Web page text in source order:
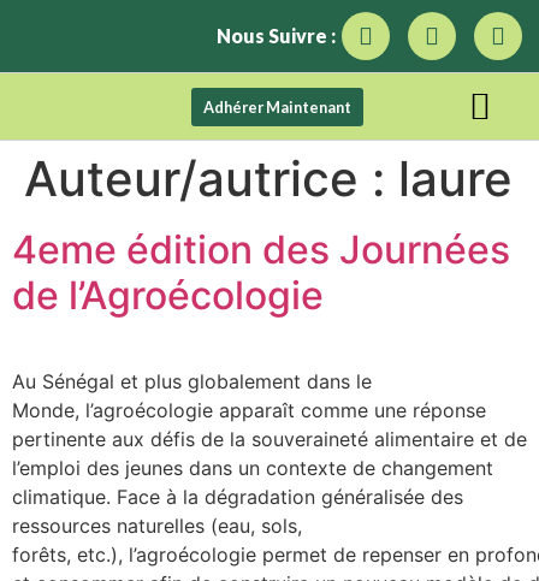
Nous Suivre :
Adhérer Maintenant
Auteur/autrice : laure
4eme édition des Journées
de l’Agroécologie
Au Sénégal et plus globalement dans le
Monde, l’agroécologie apparaît comme une réponse
pertinente aux défis de la souveraineté alimentaire et de
l’emploi des jeunes dans un contexte de changement
climatique. Face à la dégradation généralisée des
ressources naturelles (eau, sols,
forêts, etc.), l’agroécologie permet de repenser en